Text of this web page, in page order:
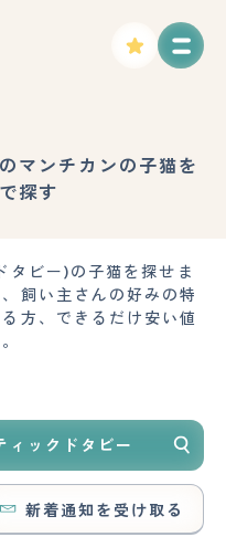
マンチカンの子猫を
探す
タビー)の子猫を探せま
飼い主さんの好みの特
方、できるだけ安い値
ィックドタビー
新着通知を受け取る